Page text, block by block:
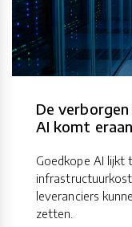
De
AI komt eraan
Goedkope AI lijkt
leveranciers
zetten.